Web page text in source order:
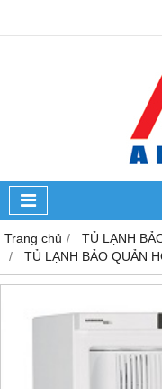
Trang chủ
TỦ LẠNH
TỦ LẠNH BẢO QUẢN